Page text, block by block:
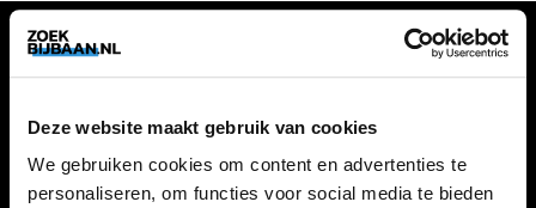
Deze website maakt gebruik van cookies
We gebruiken cookies om content en advertenties te
personaliseren, om functies voor social media te bieden
VACATURES
Alle vacatures